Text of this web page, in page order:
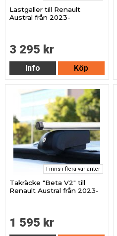
Lastgaller till Renault
Austral från 2023-
3 295 kr
Info Köp
Finns i flera varianter
Takräcke "Beta V2" till
Renault Austral från 2023-
1 595 kr